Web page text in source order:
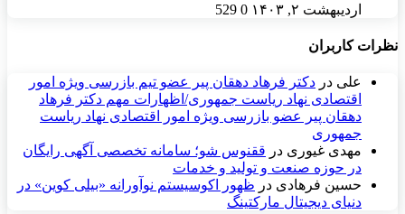
اردیبهشت ۲, ۱۴۰۳ 0
529
نظرات کاربران
علی در دکتر فرهاد دهقان پیر عضو تيم بازرسی ويژه امور
اقتصادی نهاد رياست جمهوری/اظهارات مهم دکتر فرهاد
دهقان پیر عضو بازرسی ویژه امور اقتصادی نهاد ریاست
جمهوری
مهدی غیوری در ققنوس شو؛ سامانه تخصصی آگهی رایگان
در حوزه صنعت و تولید و خدمات
حسین فرهادی در ظهور اکوسیستم نوآورانه «بیلی کوین» در
دنیای دیجیتال مارکتینگ